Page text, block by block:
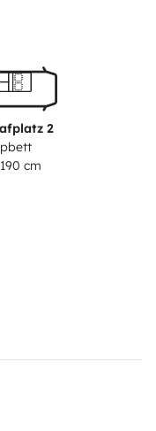
2
cm